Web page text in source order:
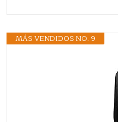
MÁS VENDIDOS NO. 9